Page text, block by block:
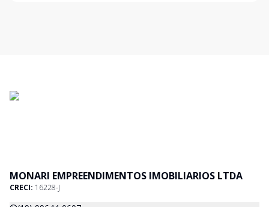
MONARI EMPREENDIMENTOS IMOBILIARIOS LTDA
CRECI: 16228-J